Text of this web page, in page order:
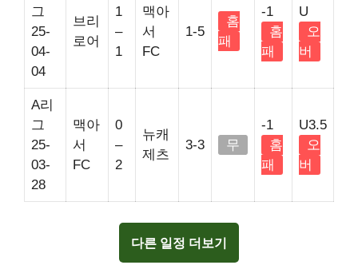
그
25-
04-
04
브리
로어
1
–
1
맥아
서
FC
1-5
홈
패
-1
홈
패
U
오
버
A리
그
25-
03-
28
맥아
서
FC
0
–
2
뉴캐
제츠
3-3 무
-1
홈
패
U3.5
오
버
다른 일정 더보기